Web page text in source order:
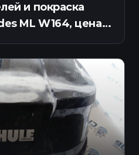
и покраска
ML W164, цена в